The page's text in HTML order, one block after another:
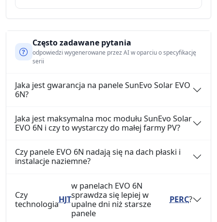
Często zadawane pytania
odpowiedzi wygenerowane przez AI w oparciu o specyfikację
serii
Jaka jest gwarancja na panele SunEvo Solar EVO
6N?
Jaka jest maksymalna moc modułu SunEvo Solar
EVO 6N i czy to wystarczy do małej farmy PV?
Czy panele EVO 6N nadają się na dach płaski i
instalacje naziemne?
Czy
technologiaHJT
w panelach EVO 6N
sprawdza się lepiej w
upalne dni niż starsze
panele
PERC?